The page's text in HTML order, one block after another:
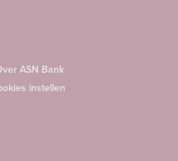
ASN Bank
instellen